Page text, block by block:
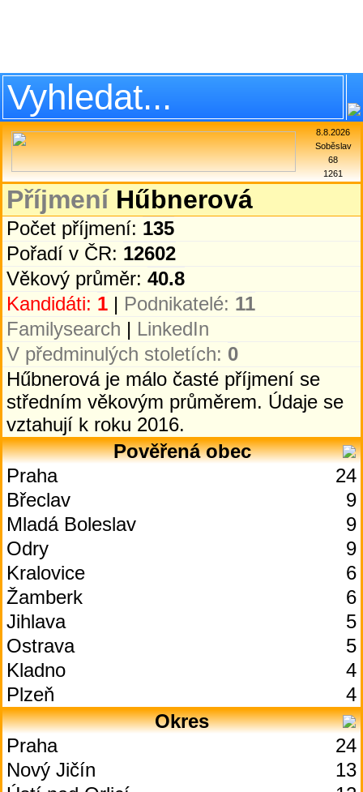
8.8.2026
Soběslav
68
1261
PříjmeníHűbnerová
Počet příjmení: 135
Pořadí v ČR: 12602
Věkový průměr: 40.8
Kandidáti: 1 | Podnikatelé: 11
Familysearch | LinkedIn
V předminulých stoletích: 0
Hűbnerová je málo časté příjmení se
středním věkovým průměrem. Údaje se
vztahují k roku 2016.
Pověřená obec
Praha
24
Břeclav
9
Mladá Boleslav
9
Odry
9
Kralovice
6
Žamberk
6
Jihlava
5
Ostrava
5
Kladno
4
Plzeň
4
Okres
Praha
24
Nový Jičín
13